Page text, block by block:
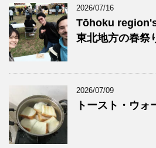
2026/07/16
Tōhoku
東北地方の春祭
2026/07/09
トースト・ウォ